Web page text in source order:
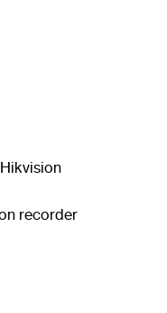
recorder